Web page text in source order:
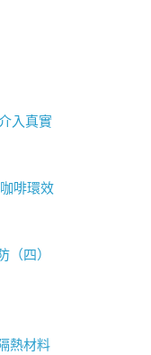
入真實
啡環效
（四）
熱材料